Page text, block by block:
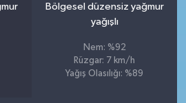
Bölgesel düzensiz yağmur
yağışlı
Nem: %92
Rüzgar: 7 km/h
Yağış Olasılığı: %89